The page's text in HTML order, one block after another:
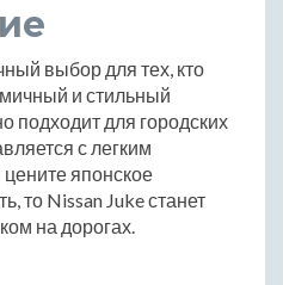
выбор для тех, кто
и стильный
подходит для городских
с легким
японское
то Nissan Juke станет
на дорогах.